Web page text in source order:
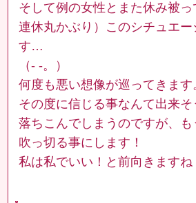
そして例の女性とまた休み被っ
連休丸かぶり）このシチュエ
す…
（- -。）
何度も悪い想像が巡ってきます
その度に信じる事なんて出来そ
落ちこんでしまうのですが、も
吹っ切る事にします！
私は私でいい！と前向きます